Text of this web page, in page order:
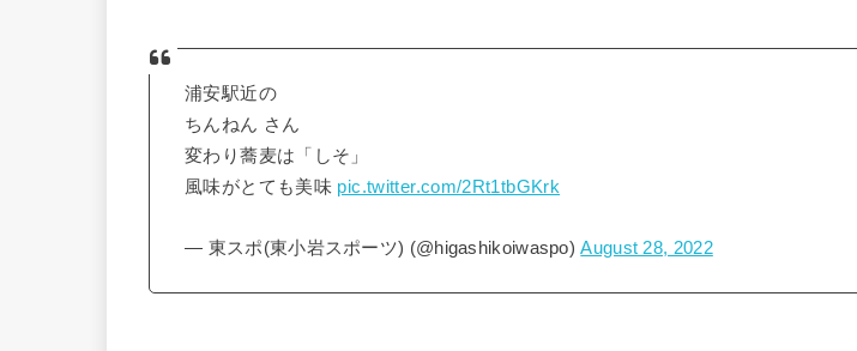
浦安駅近の
ちんねん さん
変わり蕎麦は「しそ」
風味がとても美味 pic.twitter.com/2Rt1tbGKrk
— 東スポ(東小岩スポーツ) (@higashikoiwaspo)August 28, 2022